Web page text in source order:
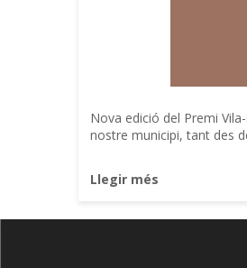
Nova edició del Premi
nostre municipi, tant des
Llegir més